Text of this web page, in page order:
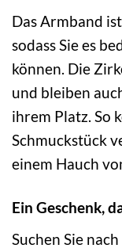
Das Armband
sodass Sie es
können. Die
und bleiben
ihrem Platz. So
Schmuckstück
einem Hauch
Ein Geschenk,
Suchen Sie